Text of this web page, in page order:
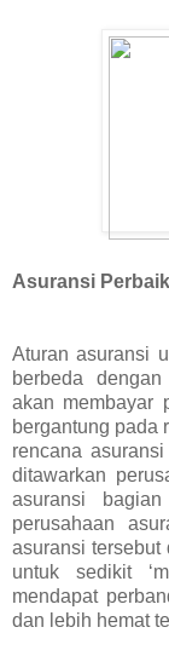
Asuransi
Aturan asuransi
berbeda
akan membayar
bergantung pada
rencana
ditawarkan
asuransi
perusahaan
asuransi
untuk sedikit
mendapat
dan lebih hemat